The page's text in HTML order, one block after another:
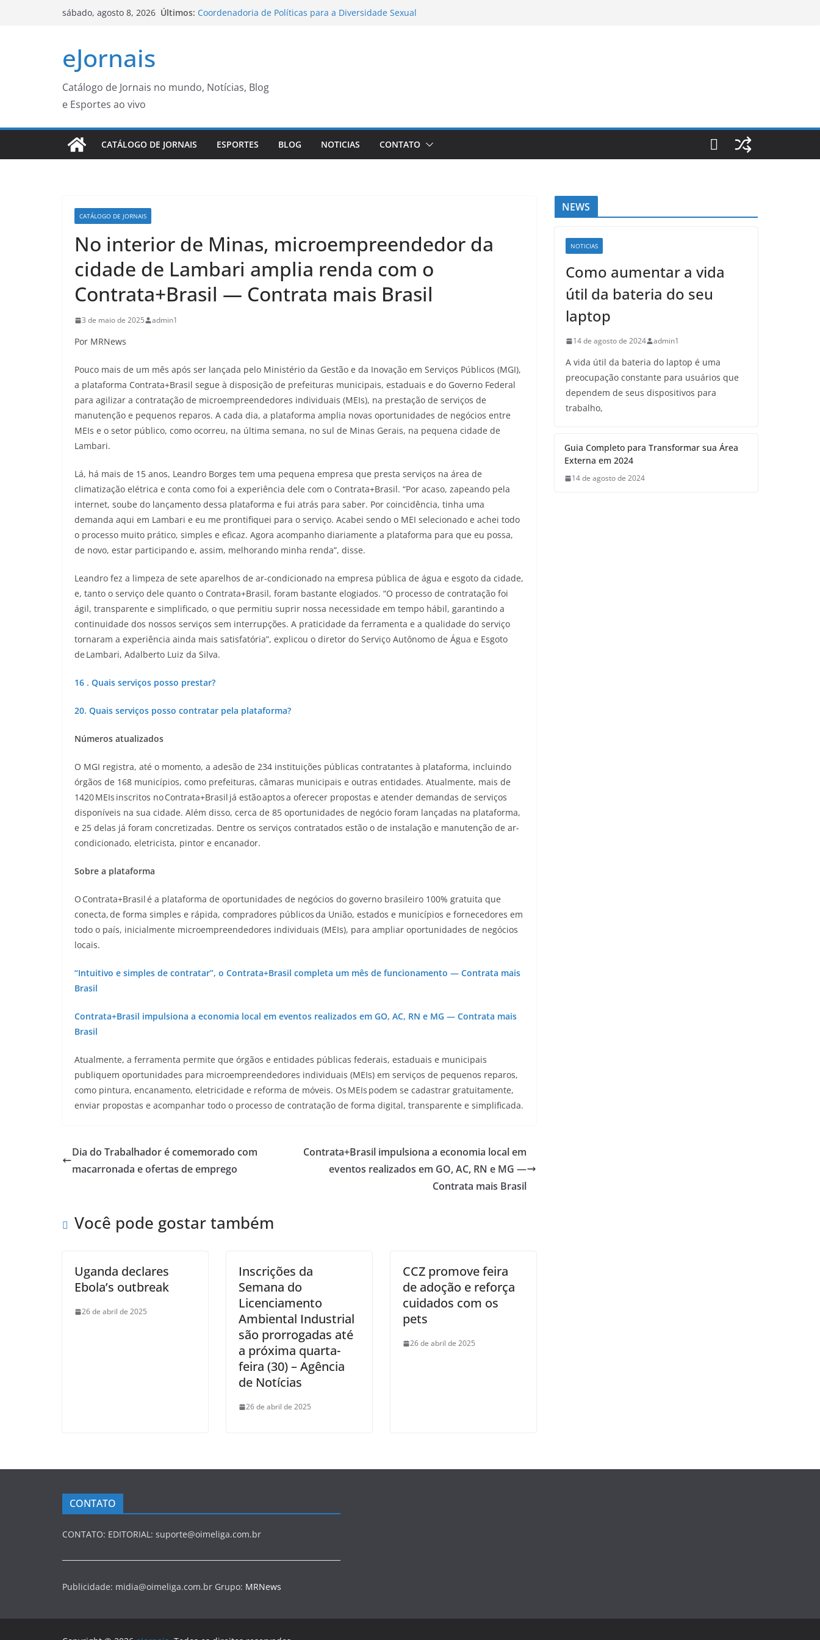
sábado, agosto 8, 2026 Últimos: Coordenadoria de Políticas para a Diversidade Sexual
previsão de ventos fortes e chuva entre os dias 6 e 8 de
PMs detêm motorista de ônibus em SP após
desentendimento no trânsito
eJornais
Catálogo de Jornais no mundo, Notícias, Blog
e Esportes ao vivo
CATÁLOGO DE JORNAIS ESPORTES BLOG NOTICIAS CONTATO
CATÁLOGO DE JORNAIS
No interior de Minas, microempreendedor da
cidade de Lambari amplia renda com o
Contrata+Brasil — Contrata mais Brasil
3 de maio de 2025 admin1
Por MRNews
Pouco mais de um mês após ser lançada pelo Ministério da Gestão e da Inovação em Serviços Públicos (MGI),
a plataforma Contrata+Brasil segue à disposição de prefeituras municipais, estaduais e do Governo Federal
para agilizar a contratação de microempreendedores individuais (MEIs), na prestação de serviços de
manutenção e pequenos reparos. A cada dia, a plataforma amplia novas oportunidades de negócios entre
MEIs e o setor público, como ocorreu, na última semana, no sul de Minas Gerais, na pequena cidade de
Lambari.
Lá, há mais de 15 anos, Leandro Borges tem uma pequena empresa que presta serviços na área de
climatização elétrica e conta como foi a experiência dele com o Contrata+Brasil. “Por acaso, zapeando pela
internet, soube do lançamento dessa plataforma e fui atrás para saber. Por coincidência, tinha uma
demanda aqui em Lambari e eu me prontifiquei para o serviço. Acabei sendo o MEI selecionado e achei todo
o processo muito prático, simples e eficaz. Agora acompanho diariamente a plataforma para que eu possa,
de novo, estar participando e, assim, melhorando minha renda”, disse.
Leandro fez a limpeza de sete aparelhos de ar-condicionado na empresa pública de água e esgoto da cidade,
e, tanto o serviço dele quanto o Contrata+Brasil, foram bastante elogiados. “O processo de contratação foi
ágil, transparente e simplificado, o que permitiu suprir nossa necessidade em tempo hábil, garantindo a
continuidade dos nossos serviços sem interrupções. A praticidade da ferramenta e a qualidade do serviço
tornaram a experiência ainda mais satisfatória”, explicou o diretor do Serviço Autônomo de Água e Esgoto
de Lambari, Adalberto Luiz da Silva.
16 . Quais serviços posso prestar?
20. Quais serviços posso contratar pela plataforma?
Números atualizados
O MGI registra, até o momento, a adesão de 234 instituições públicas contratantes à plataforma, incluindo
órgãos de 168 municípios, como prefeituras, câmaras municipais e outras entidades. Atualmente, mais de
1420 MEIs inscritos no Contrata+Brasil já estão aptos a oferecer propostas e atender demandas de serviços
disponíveis na sua cidade. Além disso, cerca de 85 oportunidades de negócio foram lançadas na plataforma,
e 25 delas já foram concretizadas. Dentre os serviços contratados estão o de instalação e manutenção de ar-
condicionado, eletricista, pintor e encanador.
Sobre a plataforma
O Contrata+Brasil é a plataforma de oportunidades de negócios do governo brasileiro 100% gratuita que
conecta, de forma simples e rápida, compradores públicos da União, estados e municípios e fornecedores em
todo o país, inicialmente microempreendedores individuais (MEIs), para ampliar oportunidades de negócios
locais.
“Intuitivo e simples de contratar”, o Contrata+Brasil completa um mês de funcionamento — Contrata mais
Brasil
Contrata+Brasil impulsiona a economia local em eventos realizados em GO, AC, RN e MG — Contrata mais
Brasil
Atualmente, a ferramenta permite que órgãos e entidades públicas federais, estaduais e municipais
publiquem oportunidades para microempreendedores individuais (MEIs) em serviços de pequenos reparos,
como pintura, encanamento, eletricidade e reforma de móveis. Os MEIs podem se cadastrar gratuitamente,
enviar propostas e acompanhar todo o processo de contratação de forma digital, transparente e simplificada.
Dia do Trabalhador é comemorado com
macarronada e ofertas de emprego
Contrata+Brasil impulsiona a economia local em
eventos realizados em GO, AC, RN e MG —
Contrata mais Brasil
Você pode gostar também
Uganda declares
Ebola’s outbreak
26 de abril de 2025
Inscrições da
Semana do
Licenciamento
Ambiental Industrial
são prorrogadas até
a próxima quarta-
feira (30) – Agência
de Notícias
26 de abril de 2025
CCZ promove feira
de adoção e reforça
cuidados com os
pets
26 de abril de 2025
NEWS
NOTICIAS
Como aumentar a vida
útil da bateria do seu
laptop
14 de agosto de 2024 admin1
A vida útil da bateria do laptop é uma
preocupação constante para usuários que
dependem de seus dispositivos para
trabalho,
Guia Completo para Transformar sua Área
Externa em 2024
14 de agosto de 2024
CONTATO
CONTATO: EDITORIAL: suporte@oimeliga.com.br
Publicidade: midia@oimeliga.com.br Grupo: MRNews